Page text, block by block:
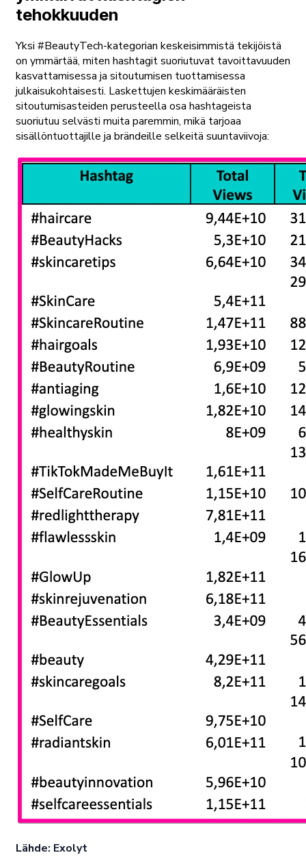
tehokkuuden
Yksi #BeautyTech-kategorian keskeisimmistä tekijöistä
on ymmärtää, miten hashtagit suoriutuvat tavoittavuuden
kasvattamisessa ja sitoutumisen tuottamisessa
julkaisukohtaisesti. Laskettujen keskimääräisten
sitoutumisasteiden perusteella osa hashtageista
suoriutuu selvästi muita paremmin, mikä tarjoaa
sisällöntuottajille ja brändeille selkeitä suuntaviivoja:
Lähde: Exolyt